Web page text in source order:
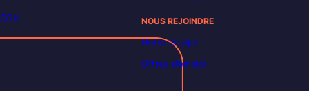
CGV
NOUS REJOINDRE
Notre équipe
Offres d’emploi